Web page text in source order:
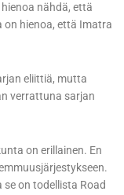
nähdä, että
on hienoa, että Imatra
eliittiä, mutta
verrattuna sarjan
on erillainen. En
on todellista Road